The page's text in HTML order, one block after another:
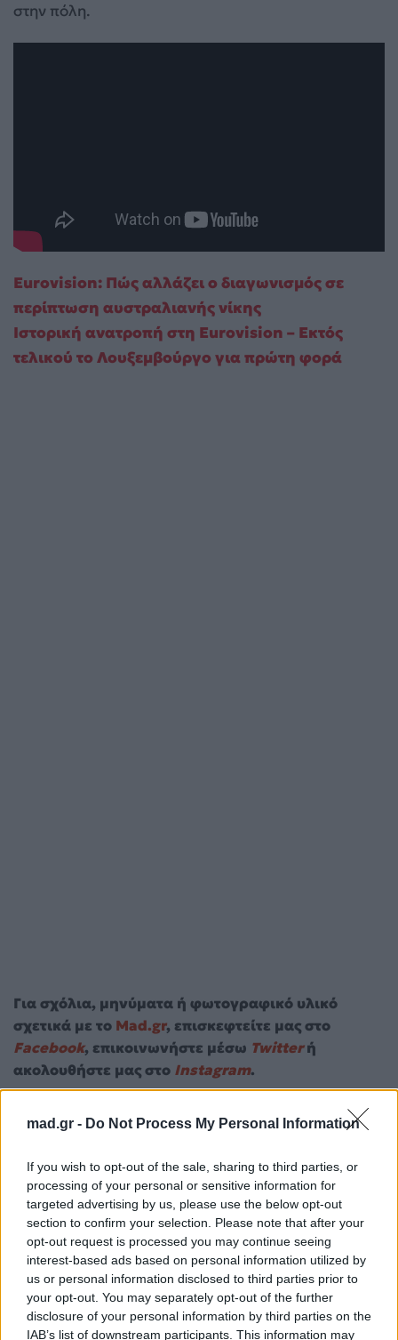
mad.gr - Do Not Process My Personal Information
If you wish to opt-out of the sale, sharing to third parties, or
processing of your personal or sensitive information for
targeted advertising by us, please use the below opt-out
section to confirm your selection. Please note that after your
opt-out request is processed you may continue seeing
interest-based ads based on personal information utilized by
us or personal information disclosed to third parties prior to
your opt-out. You may separately opt-out of the further
disclosure of your personal information by third parties on the
IAB’s list of downstream participants. This information may
στην πόλη.
Eurovision: Πώς αλλάζει ο διαγωνισμός σε
περίπτωση αυστραλιανής νίκης
Ιστορική ανατροπή στη Eurovision – Εκτός
τελικού το Λουξεμβούργο για πρώτη φορά
Για σχόλια, μηνύματα ή φωτογραφικό υλικό
σχετικά με το Mad.gr, επισκεφτείτε μας στο
Facebook, επικοινωνήστε μέσω Twitterή
ακολουθήστε μας στο Instagram.
Μαρίνα
Σάττι
Ακολουθήστε το
Mad.gr στο Google
News
Ακολουθήστε το
Mad.gr στο MSN